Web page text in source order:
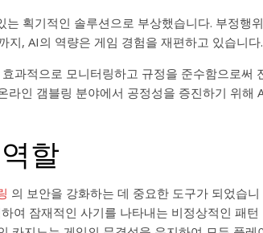
획기적인 솔루션으로 부상했습니다. 부정행위
지, AI의 역량은 게임 경험을 재편하고 있습니다.
과적으로 모니터링하고 규정을 준수함으로써
인 갬블링 분야에서 공정성을 증진하기 위해
할
의 보안을 강화하는 데 중요한 도구가 되었습니
여 잠재적인 사기를 나타내는 비정상적인 패턴